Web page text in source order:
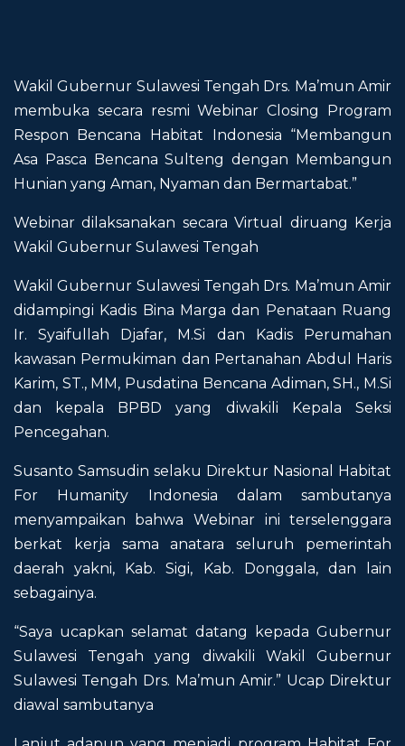
Wakil Gubernur Sulawesi Tengah Drs. Ma’mun Amir
membuka secara resmi Webinar Closing Program
Respon Bencana Habitat Indonesia “Membangun
Asa Pasca Bencana Sulteng dengan Membangun
Hunian yang Aman, Nyaman dan Bermartabat.”
Webinar dilaksanakan secara Virtual diruang Kerja
Wakil Gubernur Sulawesi Tengah
Wakil Gubernur Sulawesi Tengah Drs. Ma’mun Amir
didampingi Kadis Bina Marga dan Penataan Ruang
Ir. Syaifullah Djafar, M.Si dan Kadis Perumahan
kawasan Permukiman dan Pertanahan Abdul Haris
Karim, ST., MM, Pusdatina Bencana Adiman, SH., M.Si
dan kepala BPBD yang diwakili Kepala Seksi
Pencegahan.
Susanto Samsudin selaku Direktur Nasional Habitat
For Humanity Indonesia dalam sambutanya
menyampaikan bahwa Webinar ini terselenggara
berkat kerja sama anatara seluruh pemerintah
daerah yakni, Kab. Sigi, Kab. Donggala, dan lain
sebagainya.
“Saya ucapkan selamat datang kepada Gubernur
Sulawesi Tengah yang diwakili Wakil Gubernur
Sulawesi Tengah Drs. Ma’mun Amir.” Ucap Direktur
diawal sambutanya